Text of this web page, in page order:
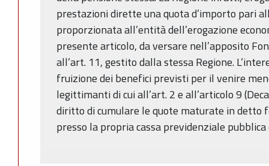
prestazioni dirette una quota d’importo pari
proporzionata all’entità dell’erogazione
presente articolo, da versare nell’apposito
all’art. 11, gestito dalla stessa Regione.
fruizione dei benefici previsti per il venire
legittimanti di cui all’art. 2 e all’articolo 9
diritto di cumulare le quote maturate in detto
presso la propria cassa previdenziale